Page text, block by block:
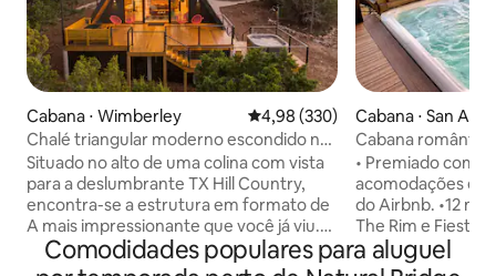
Cabana ⋅ Wimberley 4,98 de uma avaliação média de
4,98 (330)
Chalé triangular moderno escondido na
natureza **banheira de hidromassagem
e vista**
Situado no alto de uma colina com vista
para a deslumbrante TX Hill Country,
encontra-se a estrutura em formato de
A mais impressionante que você já viu.
Com uma mistura de estilo de meados
do século e toques artísticos, este
Cabana ⋅ San
Cabana
banheira de
• Premiado com o
acomodações e
do Airbnb. •12 minutos para La Cantera,
The Rim e Fiesta Texas. 25 minutos para
Downtown/
(tráfego pendente) • Relaxe na
Comodidades populares para aluguel